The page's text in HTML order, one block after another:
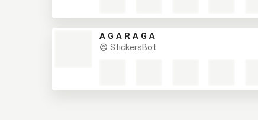
A G A R A G Ã
StickersBot